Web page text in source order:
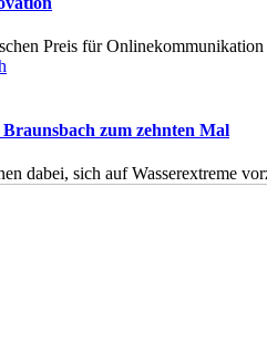
Preis für
zum zehnten Mal
dabei, sich auf Wasserextreme